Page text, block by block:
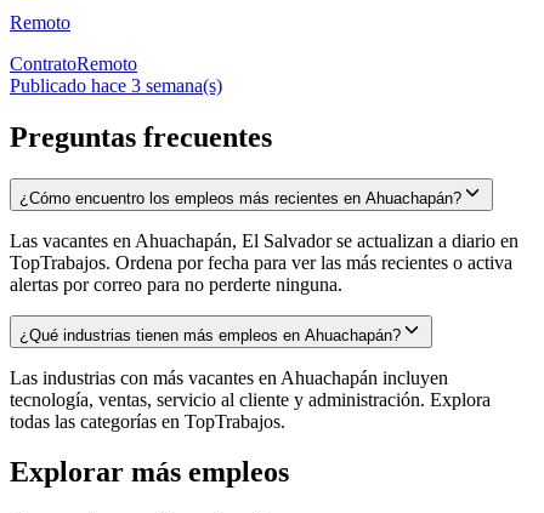
Remoto
ContratoRemoto
Publicado hace 3 semana(s)
Preguntas frecuentes
¿Cómo encuentro los empleos más recientes en Ahuachapán?
Las vacantes en Ahuachapán, El Salvador se actualizan a diario en
TopTrabajos. Ordena por fecha para ver las más recientes o activa
alertas por correo para no perderte ninguna.
¿Qué industrias tienen más empleos en Ahuachapán?
Las industrias con más vacantes en Ahuachapán incluyen
tecnología, ventas, servicio al cliente y administración. Explora
todas las categorías en TopTrabajos.
Explorar más empleos